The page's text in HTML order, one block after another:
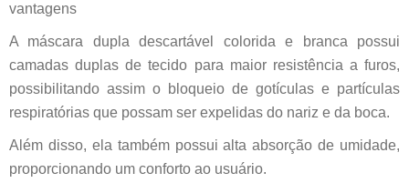
vantagens
A máscara dupla descartável colorida e branca possui
camadas duplas de tecido para maior resistência a furos,
possibilitando assim o bloqueio de gotículas e partículas
respiratórias que possam ser expelidas do nariz e da boca.
Além disso, ela também possui alta absorção de umidade,
proporcionando um conforto ao usuário.